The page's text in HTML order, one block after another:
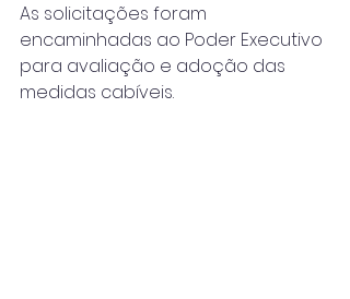
As solicitações foram
encaminhadas ao Poder Executivo
para avaliação e adoção das
medidas cabíveis.